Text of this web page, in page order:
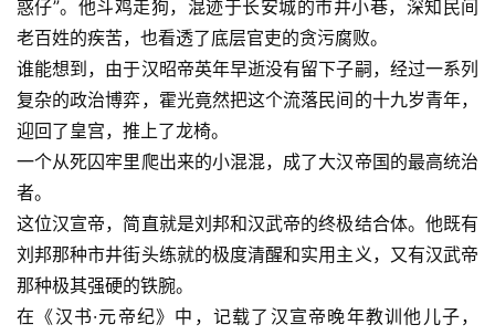
惑仔”。他斗鸡走狗，混迹于长安城的市井小巷，深知民间
老百姓的疾苦，也看透了底层官吏的贪污腐败。
谁能想到，由于汉昭帝英年早逝没有留下子嗣，经过一系列
复杂的政治博弈，霍光竟然把这个流落民间的十九岁青年，
迎回了皇宫，推上了龙椅。
一个从死囚牢里爬出来的小混混，成了大汉帝国的最高统治
者。
这位汉宣帝，简直就是刘邦和汉武帝的终极结合体。他既有
刘邦那种市井街头练就的极度清醒和实用主义，又有汉武帝
那种极其强硬的铁腕。
在《汉书·元帝纪》中，记载了汉宣帝晚年教训他儿子，